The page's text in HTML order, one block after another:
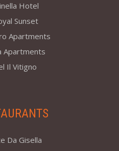
Hotel
Sunset
Apartments
Apartments
Il Vitigno
Da Gisella